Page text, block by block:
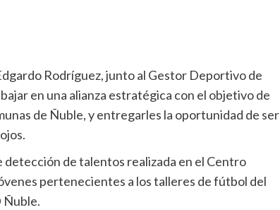
Rodríguez, junto al Gestor Deportivo de
en una alianza estratégica con el objetivo de
de Ñuble, y entregarles la oportunidad de ser
detección de talentos realizada en el Centro
pertenecientes a los talleres de fútbol del
Ñuble.